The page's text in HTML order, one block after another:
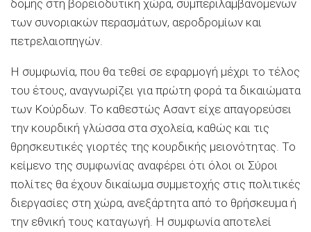
δομής στη βορειοδυτική χώρα, συμπεριλαμβανομένων
των συνοριακών περασμάτων, αεροδρομίων και
πετρελαιοπηγών.
Η συμφωνία, που θα τεθεί σε εφαρμογή μέχρι το τέλος
του έτους, αναγνωρίζει για πρώτη φορά τα δικαιώματα
των Κούρδων. Το καθεστώς Ασαντ είχε απαγορεύσει
την κουρδική γλώσσα στα σχολεία, καθώς και τις
θρησκευτικές γιορτές της κουρδικής μειονότητας. Το
κείμενο της συμφωνίας αναφέρει ότι όλοι οι Σύροι
πολίτες θα έχουν δικαίωμα συμμετοχής στις πολιτικές
διεργασίες στη χώρα, ανεξάρτητα από το θρήσκευμα ή
την εθνική τους καταγωγή. Η συμφωνία αποτελεί